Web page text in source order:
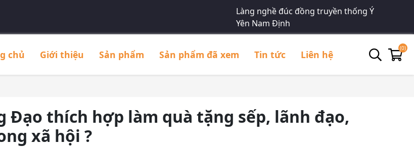
Làng nghề đúc đồng truyền thống Ý
Yên Nam Định
chủ Giới thiệu Sản phẩm Sản phẩm đã xem Tin tức Liên hệ
(0)
Đạo thích hợp làm quà tặng sếp, lãnh đạo,
xã hội ?